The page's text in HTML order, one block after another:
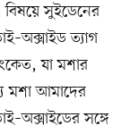
সুইডেনের
ত্যাগ
যা মশার
মশা আমাদের
সঙ্গে